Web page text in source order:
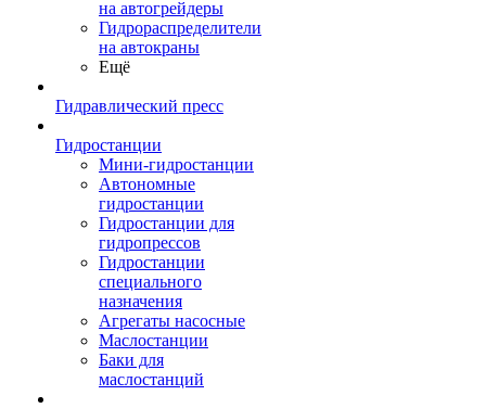
на автогрейдеры
Гидрораспределители
на автокраны
Ещё
Гидравлический пресс
Гидростанции
Мини-гидростанции
Автономные
гидростанции
Гидростанции для
гидропрессов
Гидростанции
специального
назначения
Агрегаты насосные
Маслостанции
Баки для
маслостанций